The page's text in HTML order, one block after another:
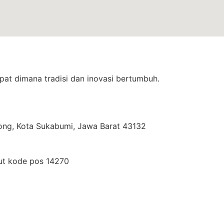
dimana tradisi dan inovasi bertumbuh.
Kota Sukabumi, Jawa Barat 43132
kode pos 14270